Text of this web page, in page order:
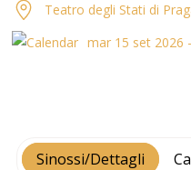
Teatro degli Stati di
mar 15 set 2026
Sinossi/Dettagli